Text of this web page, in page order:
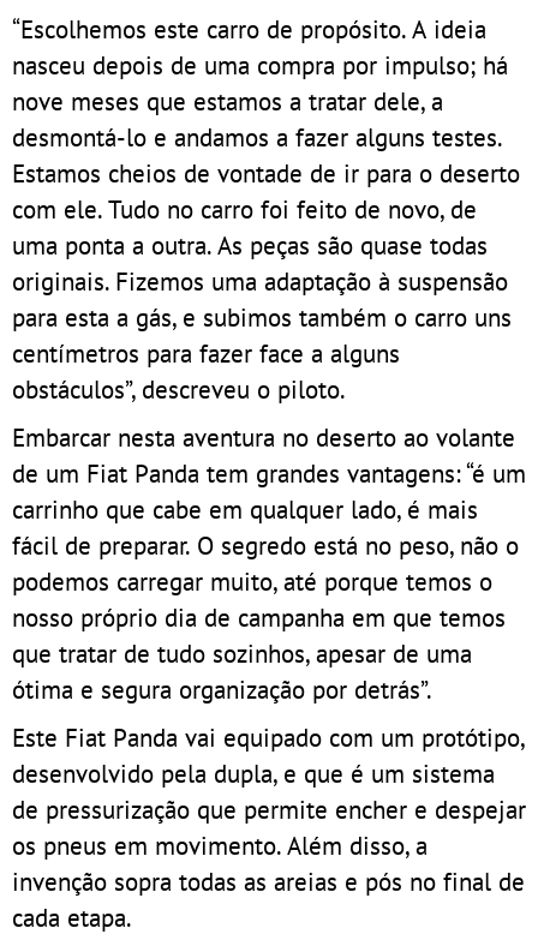
“Escolhemos este carro de propósito. A ideia
nasceu depois de uma compra por impulso; há
nove meses que estamos a tratar dele, a
desmontá-lo e andamos a fazer alguns testes.
Estamos cheios de vontade de ir para o deserto
com ele. Tudo no carro foi feito de novo, de
uma ponta a outra. As peças são quase todas
originais. Fizemos uma adaptação à suspensão
para esta a gás, e subimos também o carro uns
centímetros para fazer face a alguns
obstáculos”, descreveu o piloto.
Embarcar nesta aventura no deserto ao volante
de um Fiat Panda tem grandes vantagens: “é um
carrinho que cabe em qualquer lado, é mais
fácil de preparar. O segredo está no peso, não o
podemos carregar muito, até porque temos o
nosso próprio dia de campanha em que temos
que tratar de tudo sozinhos, apesar de uma
ótima e segura organização por detrás”.
Este Fiat Panda vai equipado com um protótipo,
desenvolvido pela dupla, e que é um sistema
de pressurização que permite encher e despejar
os pneus em movimento. Além disso, a
invenção sopra todas as areias e pós no final de
cada etapa.